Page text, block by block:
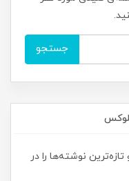
جستجو
نوشته‌ها را در